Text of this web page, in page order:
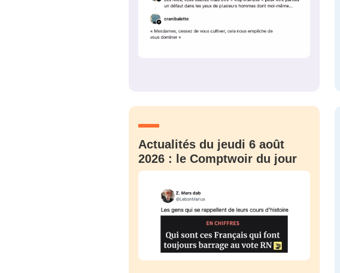
Actualités du jeudi 6 août
2026 : le Comptwoir du jour
EMAIL*
JE M'INSCRIS
Quelques